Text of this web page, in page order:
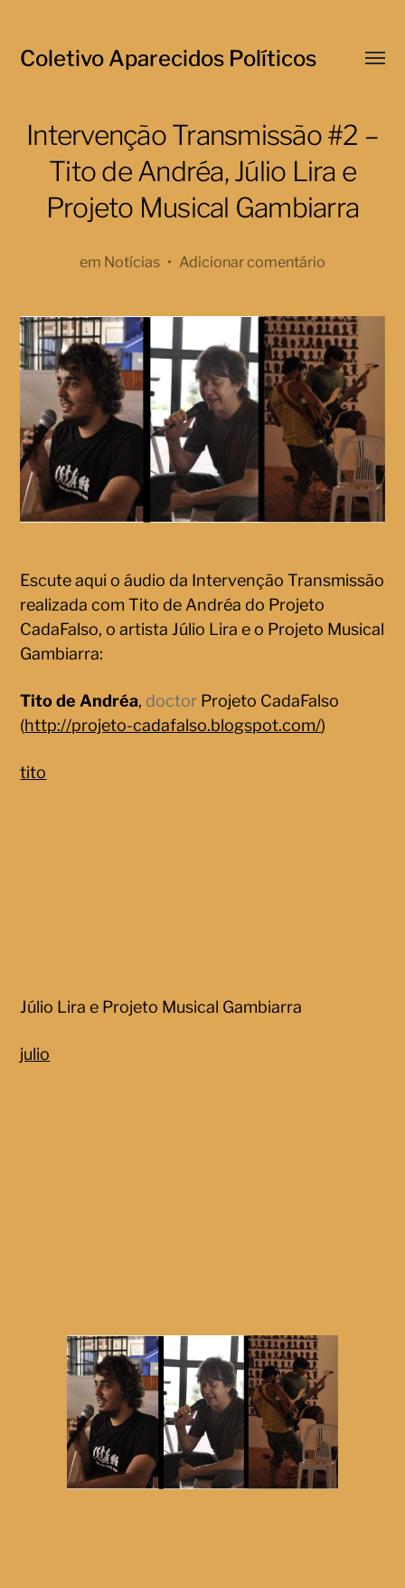
Coletivo Aparecidos Políticos
Menu
Intervenção Transmissão #2 –
Tito de Andréa, Júlio Lira e
Projeto Musical Gambiarra
em Notícias • Adicionar comentário
Escute aqui o áudio da Intervenção Transmissão
realizada com Tito de Andréa do Projeto
CadaFalso, o artista Júlio Lira e o Projeto Musical
Gambiarra:
Tito de Andréa, doctor Projeto CadaFalso
(http://projeto-cadafalso.blogspot.com/)
tito
Júlio Lira e Projeto Musical Gambiarra
julio